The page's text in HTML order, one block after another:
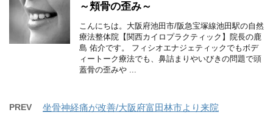
～頬骨の歪み～
こんにちは。大阪府池田市/阪急宝塚線池田駅の自然
療法整体院【関西カイロプラクティック】院長の鹿
島 佑介です。 フィシオエナジェティックでもボデ
ィートーク療法でも、鼻詰まりやいびきの問題で頭
蓋骨の歪みや ...
PREV 坐骨神経痛が改善/大阪府富田林市より来院